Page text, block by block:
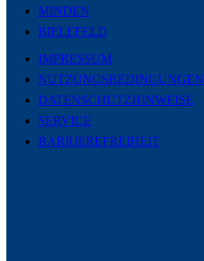
MINDEN
BIELEFELD
IMPRESSUM
NUTZUNGSBEDINGUNGEN
DATENSCHUTZHINWEISE
SERVICE
BARRIEREFREIHEIT